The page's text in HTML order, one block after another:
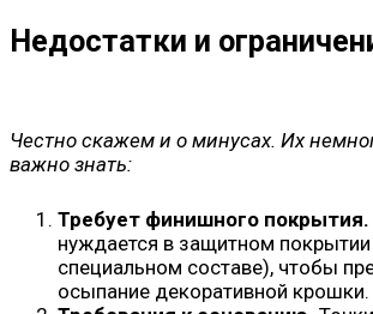
Недостатки и
Честно скажем и о минусах. Их
важно знать:
Требует финишного покрытия.
нуждается в защитном покрытии
специальном составе), чтобы
осыпание декоративной крошки.